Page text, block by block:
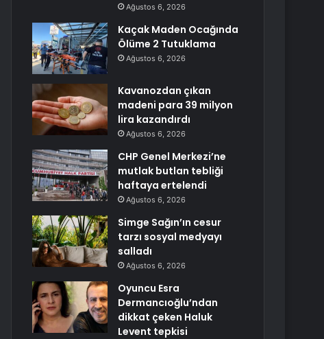
Ağustos 6, 2026
Kaçak Maden Ocağında
Ölüme 2 Tutuklama
Ağustos 6, 2026
Kavanozdan çıkan
madeni para 39 milyon
lira kazandırdı
Ağustos 6, 2026
CHP Genel Merkezi’ne
mutlak butlan tebliği
haftaya ertelendi
Ağustos 6, 2026
Simge Sağın’ın cesur
tarzı sosyal medyayı
salladı
Ağustos 6, 2026
Oyuncu Esra
Dermancıoğlu’ndan
dikkat çeken Haluk
Levent tepkisi